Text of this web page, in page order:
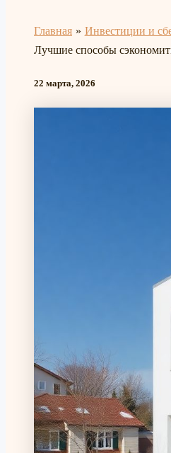
Главная
Инвестиции и
Лучшие способы
22 марта, 2026